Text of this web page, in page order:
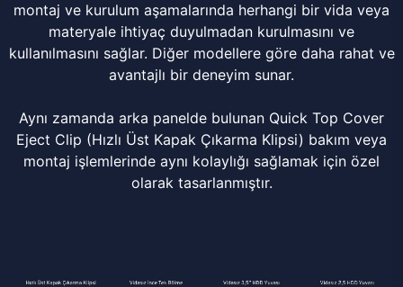
montaj ve kurulum aşamalarında herhangi bir vida veya
materyale ihtiyaç duyulmadan kurulmasını ve
kullanılmasını sağlar. Diğer modellere göre daha rahat ve
avantajlı bir deneyim sunar.
Aynı zamanda arka panelde bulunan Quick Top Cover
Eject Clip (Hızlı Üst Kapak Çıkarma Klipsi) bakım veya
montaj işlemlerinde aynı kolaylığı sağlamak için özel
olarak tasarlanmıştır.